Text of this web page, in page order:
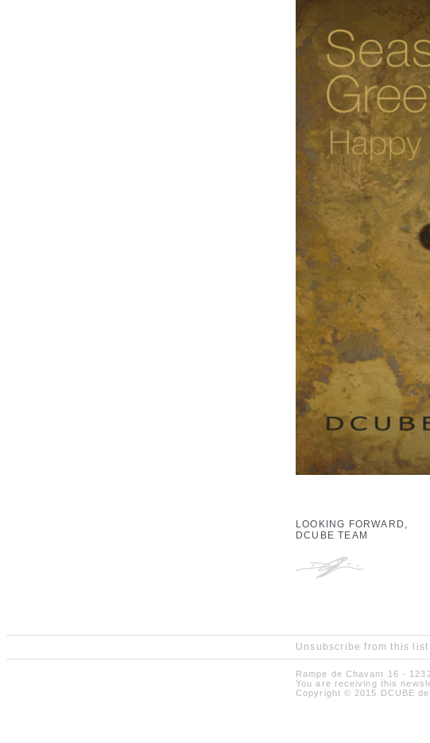
LOOKING FORWARD,
DCUBE TEAM
Unsubscribe from this list
Rampe de Chavant 16 -
You are receiving this
Copyright © 2015 DCUBE